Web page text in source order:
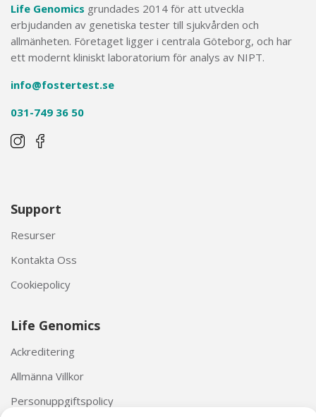
Life Genomics grundades 2014 för att utveckla
erbjudanden av genetiska tester till sjukvården och
allmänheten. Företaget ligger i centrala Göteborg, och har
ett modernt kliniskt laboratorium för analys av NIPT.
info@fostertest.se
031-749 36 50
Support
Resurser
Kontakta Oss
Cookiepolicy
Life Genomics
Ackreditering
Allmänna Villkor
Personuppgiftspolicy